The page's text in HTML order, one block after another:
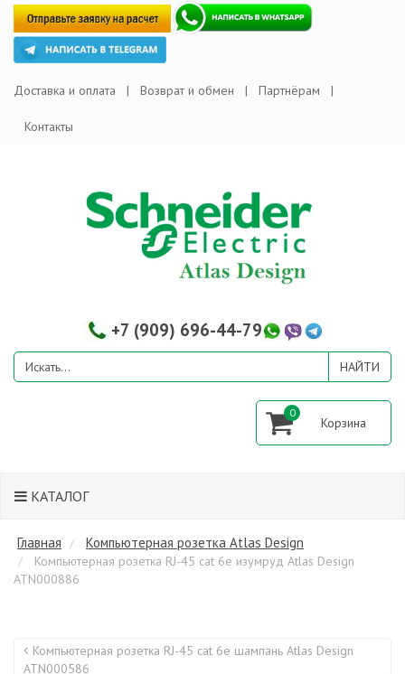
Доставка и оплата Возврат и обмен Партнёрам
Контакты
+7 (909) 696-44-79
0
КАТАЛОГ
Главная Компьютерная розетка Atlas Design
Компьютерная розетка RJ-45 cat 6е изумруд Atlas Design
ATN000886
Компьютерная розетка RJ-45 cat 6е шампань Atlas Design
ATN000586